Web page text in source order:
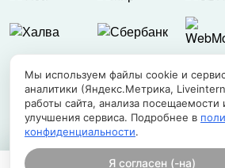
Все права защищены. © 2008-2026 – Exotic
Мы используем файлы cookie и
аналитики (Яндекс.Метрика,
работы сайта, анализа посещаемости
улучшения сервиса. Подробнее в
конфиденциальности.
Я согласен (-на)